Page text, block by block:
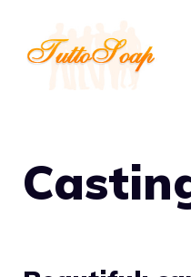
contenuto